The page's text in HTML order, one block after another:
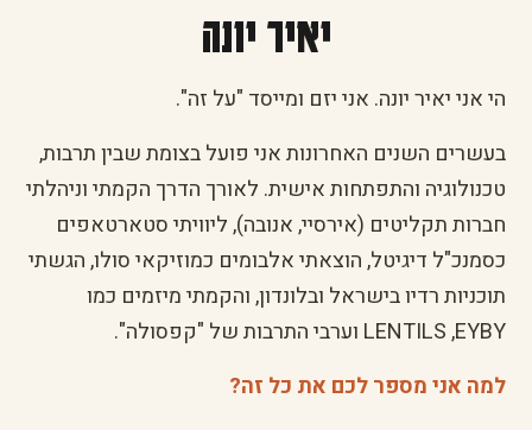
יאיר יונה
הי אני יאיר יונה. אני יזם ומייסד "על זה".
בעשרים השנים האחרונות אני פועל בצומת שבין תרבות,
טכנולוגיה והתפתחות אישית. לאורך הדרך הקמתי וניהלתי
חברות תקליטים (אירסיי, אנובה), ליוויתי סטארטאפים
כסמנכ"ל דיגיטל, הוצאתי אלבומים כמוזיקאי סולו, הגשתי
תוכניות רדיו בישראל ובלונדון, והקמתי מיזמים כמו
LENTILS ,EYBY וערבי התרבות של "קפסולה".
למה אני מספר לכם את כל זה?